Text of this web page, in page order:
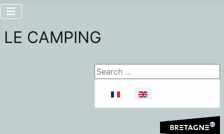
LE CAMPING
Search ...
Select your language